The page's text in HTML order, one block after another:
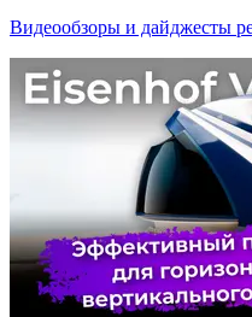
Видеообзоры и дайджесты